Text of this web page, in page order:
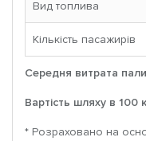
Вид топлива
Кількість пасажирів
Середня витрата
Вартість шляху в 100
* Розраховано на